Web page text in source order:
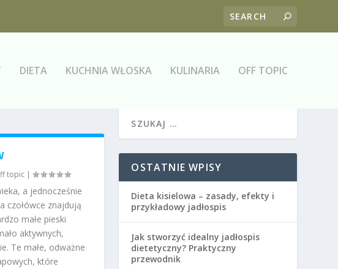
DIETA KUCHNIA WŁOSKA KULINARIA OFF TOPIC
topic|
a jednocześnie
czołówce znajdują
małe pieski
aktywnych,
Te małe, odważne
które
OSTATNIE WPISY
Dieta kisielowa – zasady, efekty i
przykładowy jadłospis
Jak stworzyć idealny jadłospis
dietetyczny? Praktyczny
przewodnik